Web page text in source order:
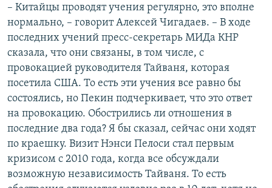
– Китайцы проводят учения регулярно, это вполне
нормально, – говорит Алексей Чигадаев. – В ходе
последних учений пресс-секретарь МИДа КНР
сказала, что они связаны, в том числе, с
провокацией руководителя Тайваня, которая
посетила США. То есть эти учения все равно бы
состоялись, но Пекин подчеркивает, что это ответ
на провокацию. Обострились ли отношения в
последние два года? Я бы сказал, сейчас они ходят
по краешку. Визит Нэнси Пелоси стал первым
кризисом с 2010 года, когда все обсуждали
возможную независимость Тайваня. То есть